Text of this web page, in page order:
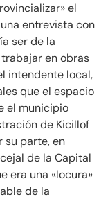
el
entrevista con
ser de la
en obras
intendente local,
que el espacio
el municipio
de Kicillof
su parte, en
de la Capital
era una «locura»
de la